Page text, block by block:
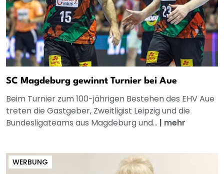
SC Magdeburg gewinnt Turnier bei Aue
Beim Turnier zum 100-jährigen Bestehen des EHV Aue
treten die Gastgeber, Zweitligist Leipzig und die
Bundesligateams aus Magdeburg und... | mehr
WERBUNG